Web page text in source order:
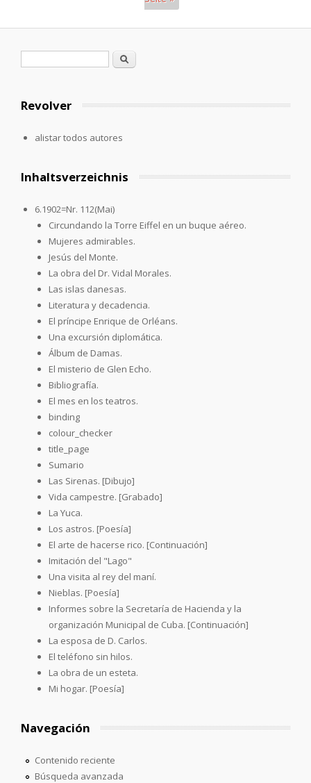
Formulario de búsqueda
Buscar
Revolver
alistar todos autores
Inhaltsverzeichnis
6.1902=Nr. 112(Mai)
Circundando la Torre Eiffel en un buque aéreo.
Mujeres admirables.
Jesús del Monte.
La obra del Dr. Vidal Morales.
Las islas danesas.
Literatura y decadencia.
El príncipe Enrique de Orléans.
Una excursión diplomática.
Álbum de Damas.
El misterio de Glen Echo.
Bibliografía.
El mes en los teatros.
binding
colour_checker
title_page
Sumario
Las Sirenas. [Dibujo]
Vida campestre. [Grabado]
La Yuca.
Los astros. [Poesía]
El arte de hacerse rico. [Continuación]
Imitación del "Lago"
Una visita al rey del maní.
Nieblas. [Poesía]
Informes sobre la Secretaría de Hacienda y la
organización Municipal de Cuba. [Continuación]
La esposa de D. Carlos.
El teléfono sin hilos.
La obra de un esteta.
Mi hogar. [Poesía]
Navegación
Contenido reciente
Búsqueda avanzada